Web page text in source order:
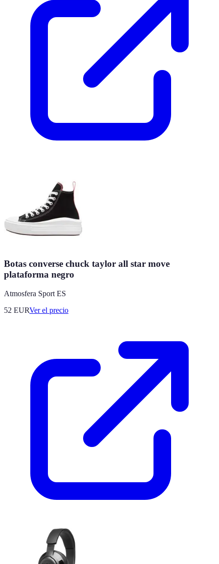
Botas converse chuck taylor all star move
plataforma negro
Atmosfera Sport ES
52 EURVer el precio